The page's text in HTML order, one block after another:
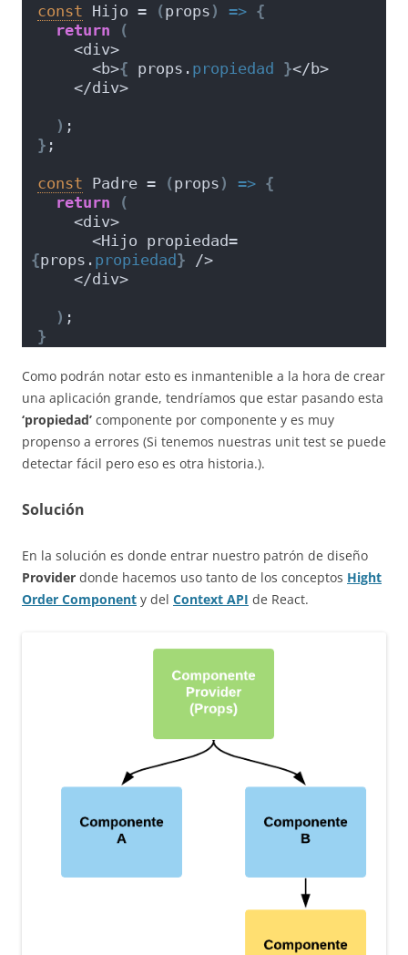
const Hijo = (props ) => {
return
(
    <div>
      <b>
{ props. propiedad }</b>
    </div>
) ;
} ;
const Padre = (props ) => {
return
(
    <div>
      <Hijo propiedad=
{props. propiedad} />
    </div>
) ;
}
Como podrán notar esto es inmantenible a la hora de crear
una aplicación grande, tendríamos que estar pasando esta
‘propiedad’ componente por componente y es muy
propenso a errores (Si tenemos nuestras unit test se puede
detectar fácil pero eso es otra historia.).
Solución
En la solución es donde entrar nuestro patrón de diseño
Provider donde hacemos uso tanto de los conceptos Hight
Order Component y del Context API de React.